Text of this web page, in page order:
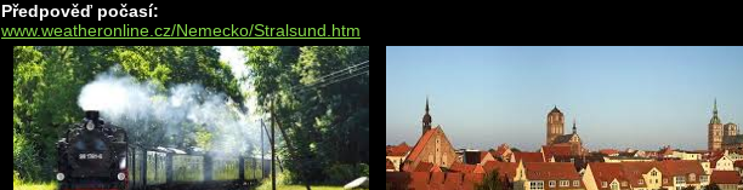
Předpověď počasí:
www.weatheronline.cz/Nemecko/Stralsund.htm